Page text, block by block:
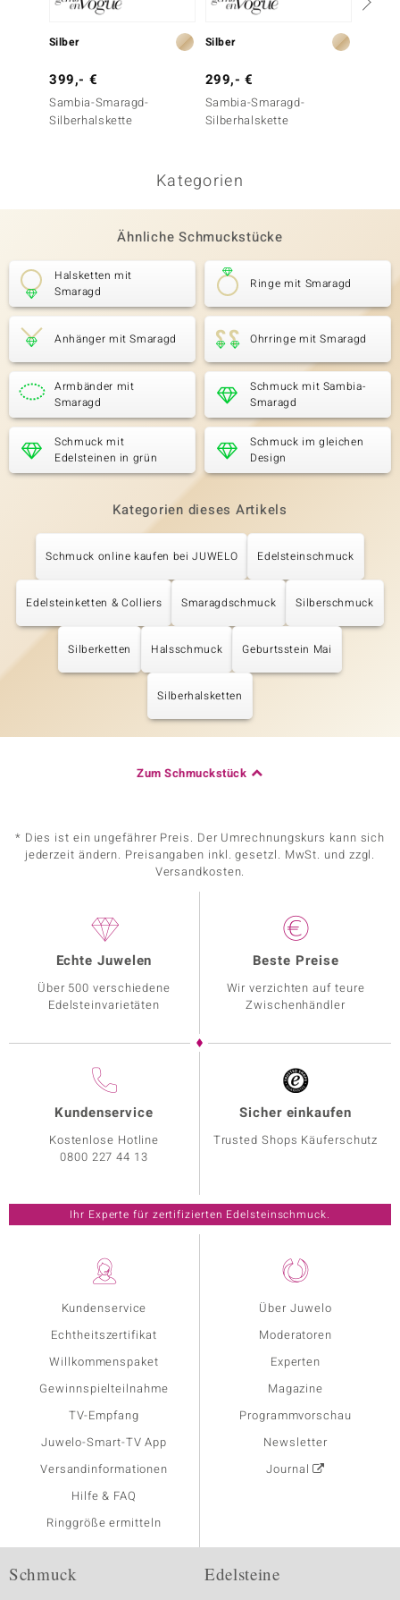
Silber
399,- €
Sambia-Smaragd-
Silberhalskette
Silber
299,- €
Sambia-Smaragd-
Silberhalskette
Kategorien
Ähnliche Schmuckstücke
Halsketten mit
Smaragd
Ringe mit Smaragd
Anhänger mit Smaragd Ohrringe mit Smaragd
Armbänder mit
Smaragd
Schmuck mit Sambia-
Smaragd
Schmuck mit
Edelsteinen in grün
Schmuck im gleichen
Design
Kategorien dieses Artikels
Schmuck online kaufen bei JUWELO Edelsteinschmuck
Edelsteinketten & Colliers Smaragdschmuck Silberschmuck
Silberketten Halsschmuck Geburtsstein Mai
Silberhalsketten
Zum Schmuckstück
* Dies ist ein ungefährer Preis. Der Umrechnungskurs kann sich
jederzeit ändern. Preisangaben inkl. gesetzl. MwSt. und zzgl.
Versandkosten.
Kundenservice
Echtheitszertifikat
Willkommenspaket
Gewinnspielteilnahme
TV-Empfang
Juwelo-Smart-TV App
Versandinformationen
Hilfe & FAQ
Ringgröße ermitteln
Über Juwelo
Moderatoren
Experten
Magazine
Programmvorschau
Newsletter
Journal
Echte Juwelen
Über 500 verschiedene
Edelsteinvarietäten
Beste Preise
Wir verzichten auf teure
Zwischenhändler
Kundenservice
Kostenlose Hotline
0800 227 44 13
Sicher einkaufen
Trusted Shops Käuferschutz
Ihr Experte für zertifizierten Edelsteinschmuck.
Schmuck Edelsteine